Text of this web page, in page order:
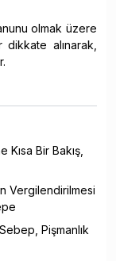
olmak üzere
dikkate alınarak,
Bir Bakış,
Vergilendirilmesi
Pişmanlık